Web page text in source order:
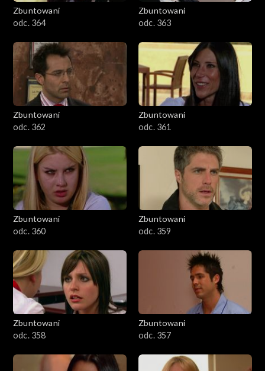
Zbuntowani
odc. 364
Zbuntowani
odc. 363
Zbuntowani
odc. 362
Zbuntowani
odc. 361
Zbuntowani
odc. 360
Zbuntowani
odc. 359
Zbuntowani
odc. 358
Zbuntowani
odc. 357